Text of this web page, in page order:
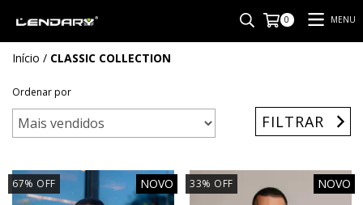
0 MENU
Início / CLASSIC COLLECTION
Ordenar por
FILTRAR
67% OFF NOVO 33% OFF NOVO